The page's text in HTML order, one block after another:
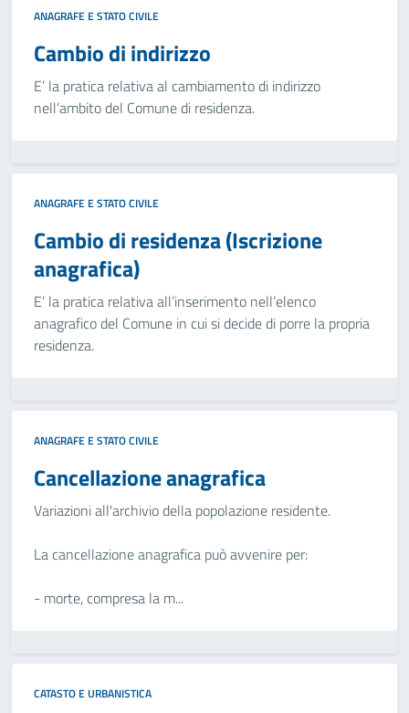
ANAGRAFE E STATO CIVILE
Cambio di indirizzo
E’ la pratica relativa al cambiamento di indirizzo
nell’ambito del Comune di residenza.
ANAGRAFE E STATO CIVILE
Cambio di residenza (Iscrizione
anagrafica)
E’ la pratica relativa all’inserimento nell’elenco
anagrafico del Comune in cui si decide di porre la propria
residenza.
ANAGRAFE E STATO CIVILE
Cancellazione anagrafica
Variazioni all'archivio della popolazione residente.
La cancellazione anagrafica può avvenire per:
- morte, compresa la m...
CATASTO E URBANISTICA